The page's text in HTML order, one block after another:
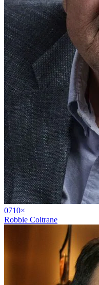
0710×
Robbie Coltrane